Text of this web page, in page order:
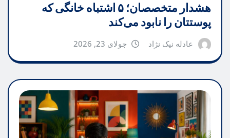
هشدار متخصصان؛ ۵ اشتباه خانگی که
پوستتان را نابود می‌کند
عادله نیک نژاد جولای 23, 2026